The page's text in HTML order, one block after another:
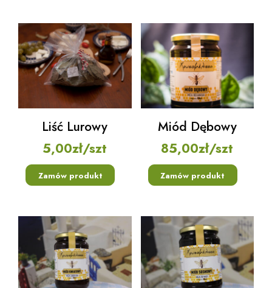
Liść Lurowy
5,00zł/szt
Zamów produkt
Miód Dębowy
85,00zł/szt
Zamów produkt